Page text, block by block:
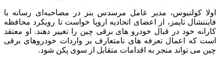
اولا کولنیوس، مدیر عامل مرسدس‌ بنز در مصاحبه‌ای رسانه با
فایننشال تایمز، از اعضای اتحادیه اروپا خواست تا رویکرد محافظه‌
کارانه خود در قبال خودرو های برقی چین را تغییر دهند. او معتقد
است که اعمال تعرفه‌ های نامتعارف بر واردات خودروهای برقی
چین می‌ تواند منجر به اقدامات متقابل از سوی پکن شود.